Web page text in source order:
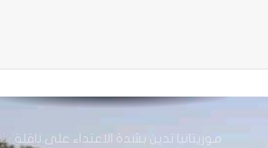
موريتانيا تدين بشدة الاعتداء على ناقلة